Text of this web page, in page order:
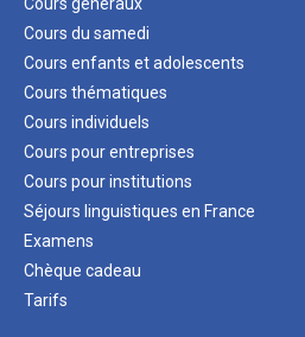
Cours du samedi
Cours enfants et adolescents
Cours thématiques
Cours individuels
Cours pour entreprises
Cours pour institutions
Séjours linguistiques en France
Examens
Chèque cadeau
Tarifs